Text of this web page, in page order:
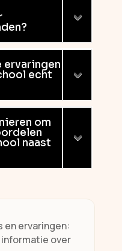
ervaringen
echt
om
naast
en ervaringen:
over